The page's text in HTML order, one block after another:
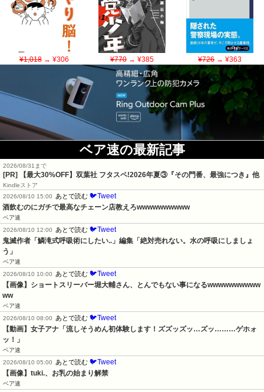
¥1,018→ ¥306 ¥770→ ¥385 ¥726→ ¥363
ベア速の最新記事
2026/08/31まで
[PR] 【最大30%OFF】双葉社 フタスペ!2026年夏③『その門番、最強につき』他
Kindleストア
2026/08/10 15:00
あとで読む 🐦Tweet
酒飲むのにガチで最高なチェーン店教えろwwwwwwwwww
ベア速
2026/08/10 12:00
あとで読む 🐦Tweet
鬼滅作者「鱗滝式呼吸術にしたい..」編集「絶対売れない。水の呼吸にしましょ
う」
ベア速
2026/08/10 10:00
あとで読む 🐦Tweet
【画像】ショートスリーバー堀大輔さん、とんでもない事になるwwwwwwwwww
ww
ベア速
2026/08/10 08:00
あとで読む 🐦Tweet
【動画】女子アナ「流しそうめん初体験します！ズズッズッ…ズッ………ゲホォ
ッ！」
ベア速
2026/08/10 05:00
あとで読む 🐦Tweet
【画像】tuki.、お乳の始まり解禁
ベア速